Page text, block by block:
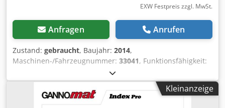
EXW Festpreis zzgl. MwSt.
Anfragen Anrufen
Zustand: gebraucht, Baujahr: 2014,
Maschinen-/Fahrzeugnummer: 33041, Funktionsfähigkeit:
, Leistung:4.5 kW (6.12 PS)
X-Achse:3’000 mm, Verfahrweg Y-Achse:1’300 mm,
Verfahrweg Z-Achse:90 mm , Ausstattung:CE-
Kennzeichnung
Kleinanzeige